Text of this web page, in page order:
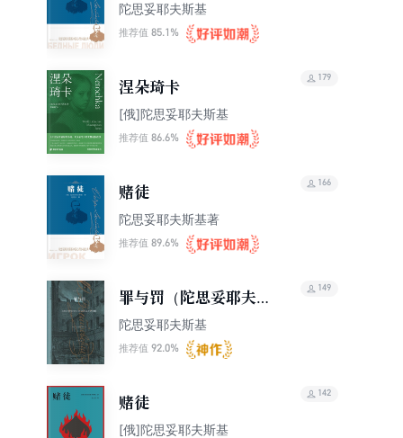
陀思妥耶夫斯基
推荐值 85.1%
涅朵琦卡
[俄]陀思妥耶夫斯基
推荐值 86.6%
179
赌徒
陀思妥耶夫斯基著
推荐值 89.6%
166
罪与罚（陀思妥耶夫斯
基文集2015）
陀思妥耶夫斯基
推荐值 92.0%
149
赌徒
[俄]陀思妥耶夫斯基
142